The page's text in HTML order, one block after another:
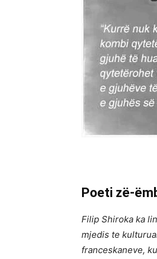
Poeti zë-
Filip Shiroka ka
mjedis te
franceskaneve,